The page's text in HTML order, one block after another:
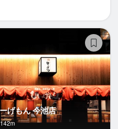
げもん 今池店
142m